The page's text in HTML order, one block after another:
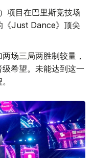
项目在巴里斯竞技场
《Just Dance》顶尖
场三局两胜制较量，
希望。未能达到这一